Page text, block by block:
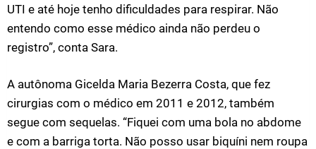
UTI e até hoje tenho dificuldades para respirar. Não
entendo como esse médico ainda não perdeu o
registro”, conta Sara.
A autônoma Gicelda Maria Bezerra Costa, que fez
cirurgias com o médico em 2011 e 2012, também
segue com sequelas. “Fiquei com uma bola no abdome
e com a barriga torta. Não posso usar biquíni nem roupa